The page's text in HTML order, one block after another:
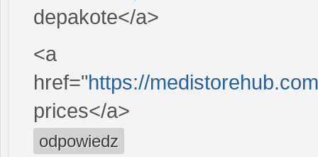
depakote</a>
<a
href="https://
prices</a>
odpowiedz